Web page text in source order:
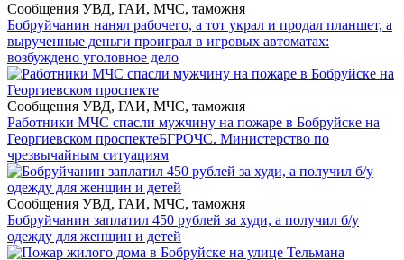
Сообщения УВД, ГАИ, МЧС, таможня
Бобруйчанин нанял рабочего, а тот украл и продал планшет, а
вырученные деньги проиграл в игровых автоматах:
возбуждено уголовное дело
Сообщения УВД, ГАИ, МЧС, таможня
Работники МЧС спасли мужчину на пожаре в Бобруйске на
Георгиевском проспектеБГРОЧС. Министерство по
чрезвычайным ситуациям
Сообщения УВД, ГАИ, МЧС, таможня
Бобруйчанин заплатил 450 рублей за худи, а получил б/у
одежду для женщин и детей